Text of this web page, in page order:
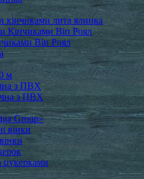
кінчиками лита ялинка
Кінчиками Віп Роял
Віп Роял
м
з ПВХ
з ПВХ
Group»
вінки
цукерками